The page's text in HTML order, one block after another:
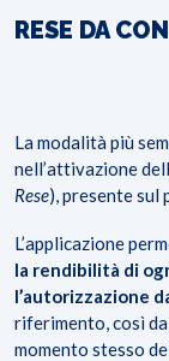
RESE DA
La modalità più
nell’attivazione
Rese), presente
L’applicazione
la rendibilità di
l’autorizzazione
riferimento, così
momento stesso